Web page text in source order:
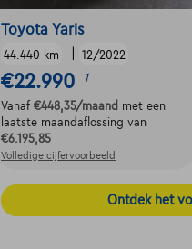
Toyota Yaris
44.440 km 12/2022
€22.990 1
Vanaf €448,35/maand met een
laatste maandaflossing van
€6.195,85
Volledige cijfervoorbeeld
Ontdek het